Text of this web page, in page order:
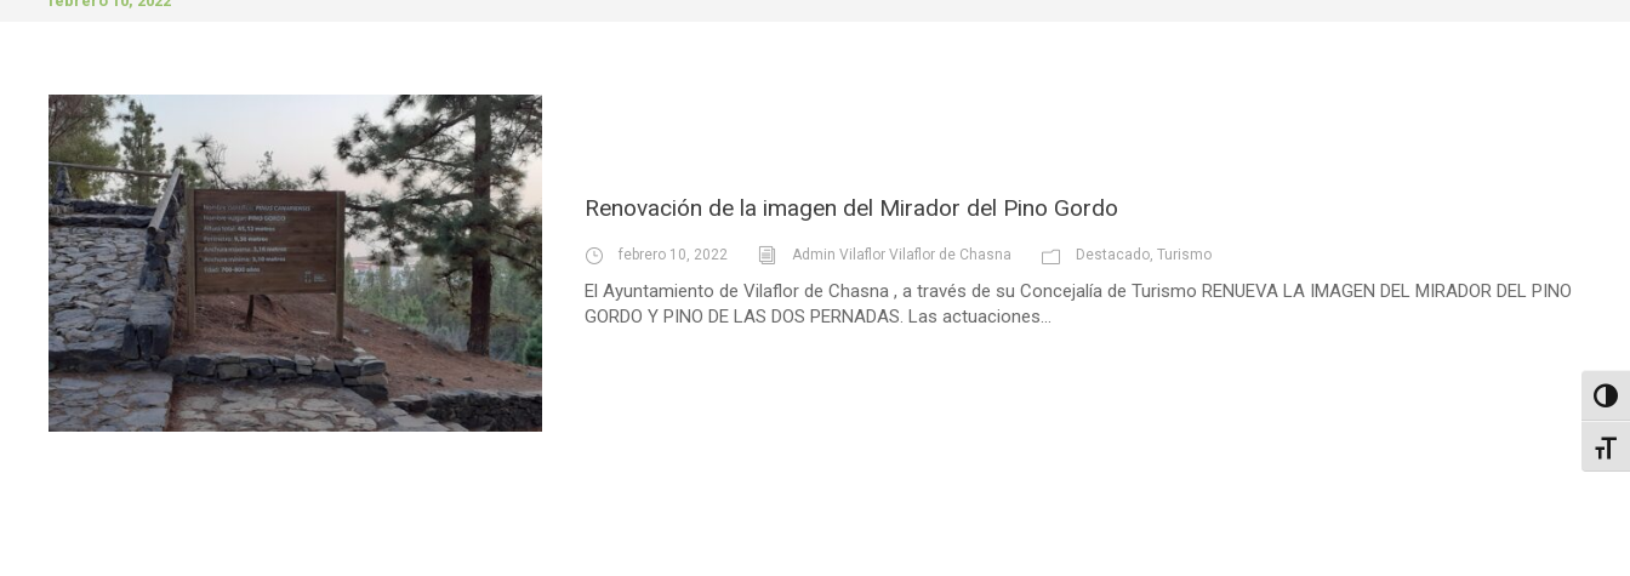
Renovación de la imagen del Mirador del Pino Gordo
febrero 10, 2022 Admin Vilaflor Vilaflor de Chasna Destacado, Turismo
El Ayuntamiento de Vilaflor de Chasna , a través de su Concejalía de Turismo RENUEVA LA IMAGEN DEL MIRADOR DEL PINO
GORDO Y PINO DE LAS DOS PERNADAS. Las actuaciones...